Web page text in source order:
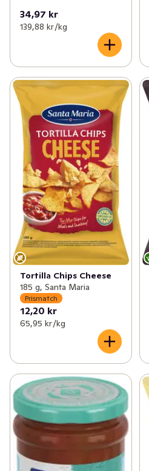
34,97 kr
139,88 kr /kg
Tortilla Chips Cheese
185 g, Santa Maria
Prismatch
12,20 kr
65,95 kr /kg